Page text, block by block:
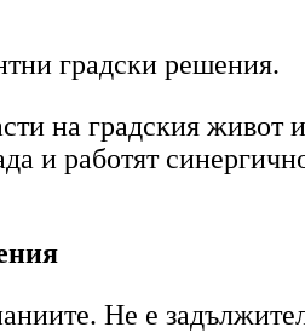
градски решения.
на градския живот
и работят
Не е